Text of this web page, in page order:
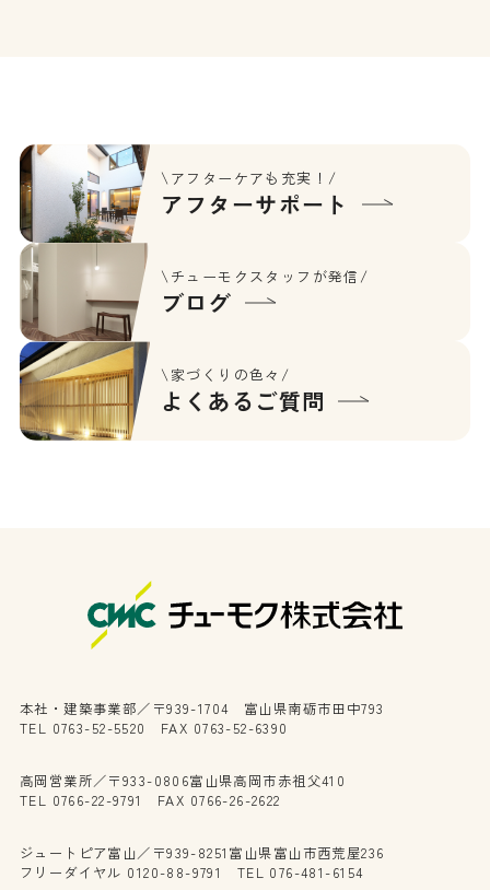
\アフターケアも充実！/
アフターサポート
\チューモクスタッフが発信/
ブログ
\家づくりの色々/
よくあるご質問
本社・建築事業部／〒939-1704 富山県南砺市田中793
TEL 0763-52-5520 FAX 0763-52-6390
高岡営業所／〒933-0806富山県高岡市赤祖父410
TEL 0766-22-9791 FAX 0766-26-2622
ジュートピア富山／〒939-8251富山県富山市西荒屋236
フリーダイヤル 0120-88-9791 TEL 076-481-6154